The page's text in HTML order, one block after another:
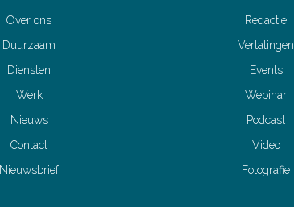
Over ons
Duurzaam
Diensten
Werk
Nieuws
Contact
Nieuwsbrief
Redactie
Vertalingen
Events
Webinar
Podcast
Video
Fotografie